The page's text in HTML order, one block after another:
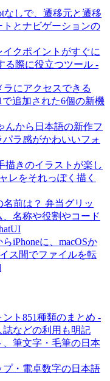
なしで、遷移元と遷移
とナビゲーションの
クポイントがすぐに
る際に役立つツール -
ラにアクセスできる
で追加された6個の新機
んから日本語の新作フ
ラ感がかわいいフォ
描きのイラストが楽し
レをそれっぽく描く
前は？ 弁当グリッ
名称や役割やコード
iPhoneに、macOSか
ス間でファイルを転
ト851種類のまとめ -
などの利用も明記
筆文字・毛筆の日本
・電卓数字の日本語